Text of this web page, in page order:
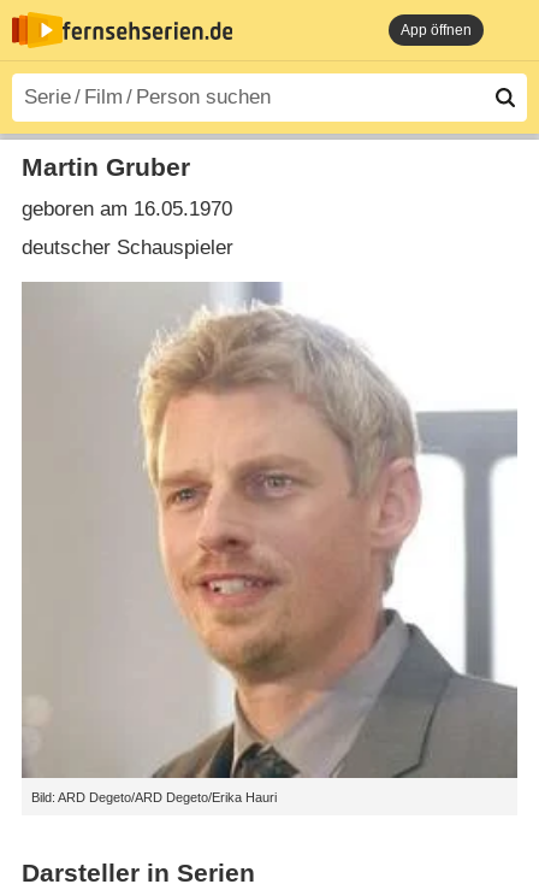
App öffnen
Bild: ARD Degeto/ARD Degeto/Erika Hauri
Martin Gruber
geboren am 16.05.1970
deutscher Schauspieler
Darsteller in Serien